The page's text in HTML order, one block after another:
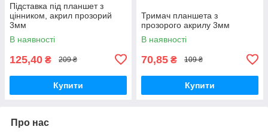
Підставка під планшет з
цінником, акрил прозорий
3мм
В наявності
125,40 ₴ 209 ₴
Купити
Тримач планшета з
прозорого акрилу 3мм
В наявності
70,85 ₴ 109 ₴
Купити
Про нас